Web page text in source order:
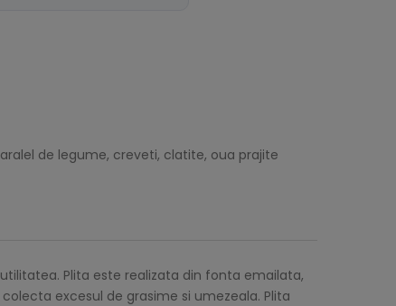
de legume, creveti, clatite, oua prajite
Plita este realizata din fonta emailata,
excesul de grasime si umezeala. Plita